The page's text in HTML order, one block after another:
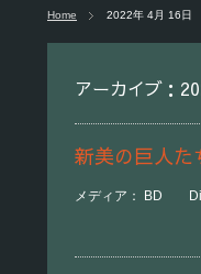
Home 2022年 4月 16日
アーカイブ：
新美の巨人た
メディア： BD